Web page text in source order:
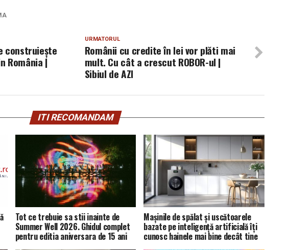
URMATORUL
Românii cu credite în lei vor plăti mai
mult. Cu cât a crescut ROBOR-ul |
Sibiul de AZI
construiește
România |
ITI RECOMANDAM
Tot ce trebuie sa stii inainte de
Summer Well 2026. Ghidul complet
pentru editia aniversara de 15 ani
Mașinile de spălat și uscătoarele
bazate pe inteligență artificială îți
cunosc hainele mai bine decât tine